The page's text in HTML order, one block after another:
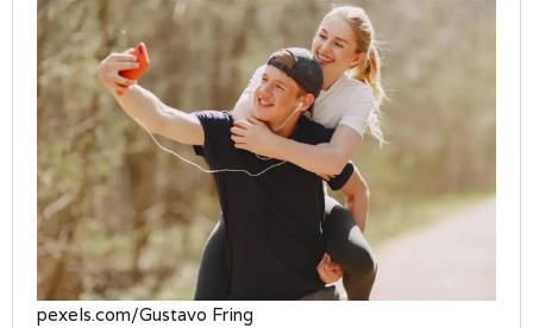
pexels.com/Gustavo Fring